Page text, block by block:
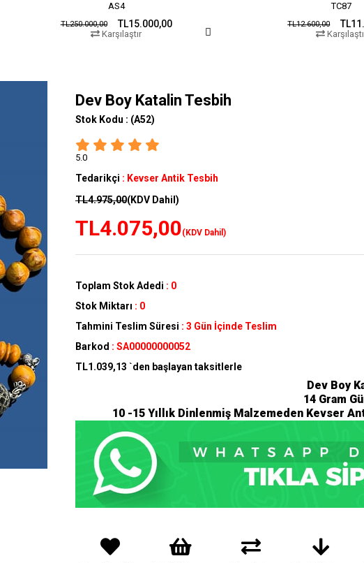
AS4
TL15.000,00
TL250.000,00
Karşılaştır
TC87
TL12.600,00
Dev Boy Katalin Tesbih
Stok Kodu : (A52)
5.0
Tedarikçi : Kevser Antik Tesbih
TL4.975,00(KDV Dahil)
TL4.075,00(KDV Dahil)
Toplam Stok Adedi : 0
Stok Miktarı : 0
Tahmini Teslim Süresi : 3 Gün İçinde Teslim
Barkod : SA00000000052
TL1.039,13 `den başlayan taksitlerle
Dev Boy
14 Gram
10 -15 Yıllık Dinlenmiş Malzemeden Kevser